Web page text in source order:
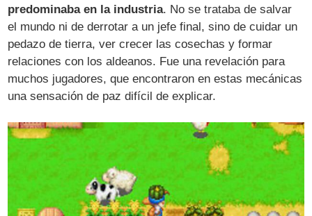
predominaba en la industria. No se trataba de salvar
el mundo ni de derrotar a un jefe final, sino de cuidar un
pedazo de tierra, ver crecer las cosechas y formar
relaciones con los aldeanos. Fue una revelación para
muchos jugadores, que encontraron en estas mecánicas
una sensación de paz difícil de explicar.